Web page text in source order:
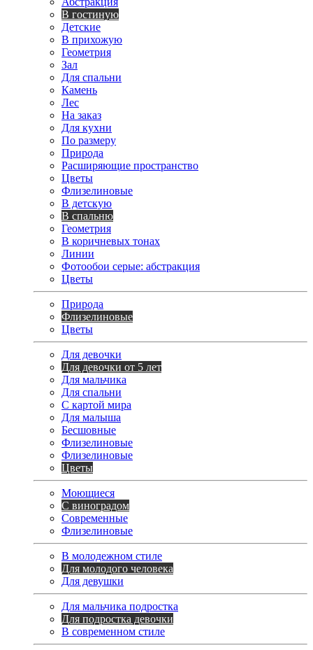
В гостиную
Детские
В прихожую
Геометрия
Зал
Для спальни
Камень
Лес
На заказ
Для кухни
По размеру
Природа
Расширяющие пространство
Цветы
Флизелиновые
В детскую
В спальню
Геометрия
В коричневых тонах
Линии
Фотообои серые: абстракция
Цветы
Природа
Флизелиновые
Цветы
Для девочки
Для девочки от 5 лет
Для мальчика
Для спальни
С картой мира
Для малыша
Бесшовные
Флизелиновые
Флизелиновые
Цветы
Моющиеся
С виноградом
Современные
Флизелиновые
В молодежном стиле
Для молодого человека
Для девушки
Для мальчика подростка
Для подростка девочки
В современном стиле